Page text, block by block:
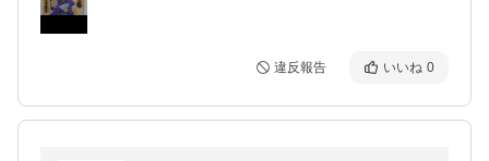
違反報告 いいね 0